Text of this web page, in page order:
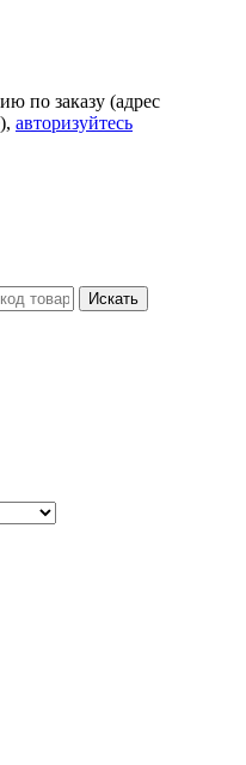
по заказу (адрес
авторизуйтесь
Искать